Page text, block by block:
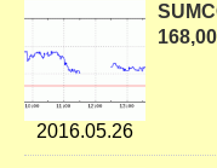
2016.05.26